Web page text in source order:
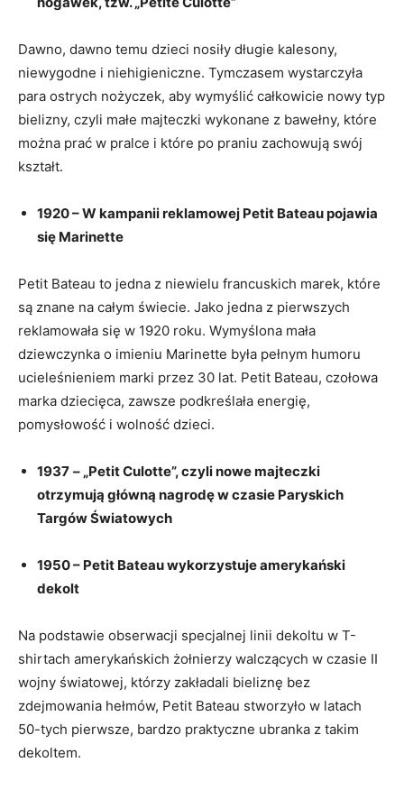
Dawno, dawno temu dzieci nosiły długie kalesony,
niewygodne i niehigieniczne. Tymczasem wystarczyła
para ostrych nożyczek, aby wymyślić całkowicie nowy typ
bielizny, czyli małe majteczki wykonane z bawełny, które
można prać w pralce i które po praniu zachowują swój
kształt.
1920 – W kampanii reklamowej Petit Bateau pojawia
się Marinette
Petit Bateau to jedna z niewielu francuskich marek, które
są znane na całym świecie. Jako jedna z pierwszych
reklamowała się w 1920 roku. Wymyślona mała
dziewczynka o imieniu Marinette była pełnym humoru
ucieleśnieniem marki przez 30 lat. Petit Bateau, czołowa
marka dziecięca, zawsze podkreślała energię,
pomysłowość i wolność dzieci.
1937 – „Petit Culotte”, czyli nowe majteczki
otrzymują główną nagrodę w czasie Paryskich
Targów Światowych
1950 – Petit Bateau wykorzystuje amerykański
dekolt
Na podstawie obserwacji specjalnej linii dekoltu w T-
shirtach amerykańskich żołnierzy walczących w czasie II
wojny światowej, którzy zakładali bieliznę bez
zdejmowania hełmów, Petit Bateau stworzyło w latach
50-tych pierwsze, bardzo praktyczne ubranka z takim
dekoltem.